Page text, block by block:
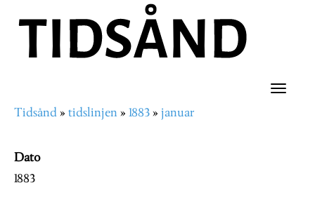
hovedinnhold
Toggle
Navigasjonssti
Tidsånd tidslinjen 1883 januar
Dato
1883